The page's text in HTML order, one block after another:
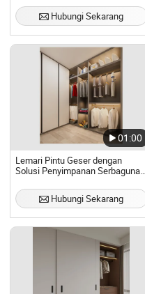
Hubungi Sekarang
01:00
Lemari Pintu Geser dengan
Solusi Penyimpanan Serbaguna
Hubungi Sekarang